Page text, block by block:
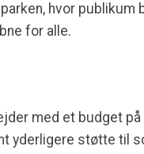
hvor
for alle.
med et budget
yderligere støtte til